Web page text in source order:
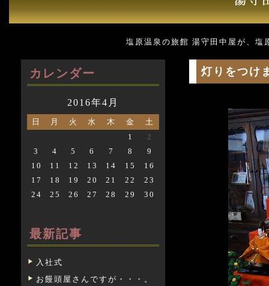
塩原温泉の旅館 湯守田中屋が、塩
カレンダー
2016年4月
日 月 火 水 木 金
土
1
2
3
4 5 6 7 8
9
10
11 12 13 14 15
16
17
18 19 20 21 22
23
24
25 26 27 28 29 30
最新記事
入社式
お饅頭屋さんですが・・・。
灯りをつけ